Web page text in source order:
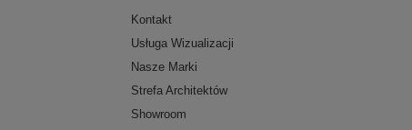
Kontakt
Usługa Wizualizacji
Nasze Marki
Strefa Architektów
Showroom